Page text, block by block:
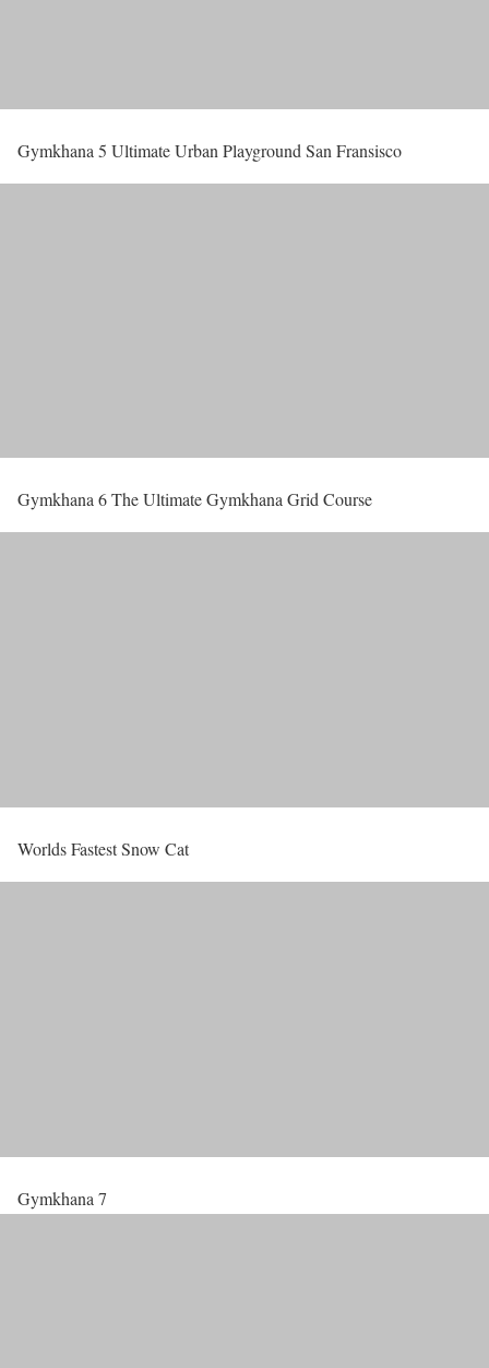
Gymkhana 5 Ultimate Urban Playground San Fransisco
Gymkhana 6 The Ultimate Gymkhana Grid Course
Worlds Fastest Snow Cat
Gymkhana 7